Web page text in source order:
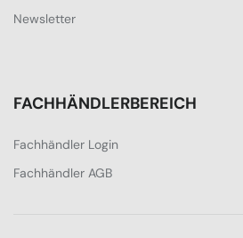
Newsletter
FACHHÄNDLERBEREICH
Fachhändler Login
Fachhändler AGB